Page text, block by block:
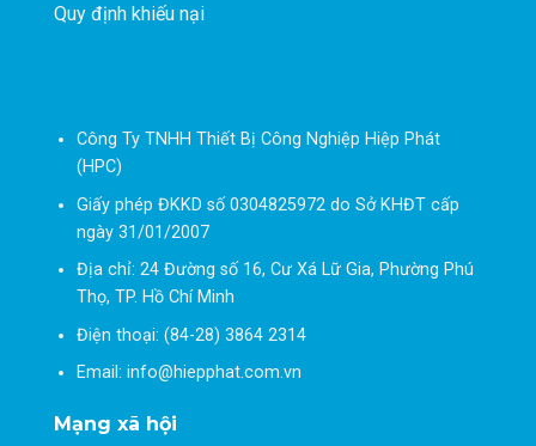
Quy định khiếu nại
Công Ty TNHH Thiết Bị Công Nghiệp Hiệp Phát
(HPC)
Giấy phép ĐKKD số 0304825972 do Sở KHĐT cấp
ngày 31/01/2007
Địa chỉ: 24 Đường số 16, Cư Xá Lữ Gia, Phường Phú
Thọ, TP. Hồ Chí Minh
Điện thoại: (84-28) 3864 2314
Email: info@hiepphat.com.vn
Mạng xã hội